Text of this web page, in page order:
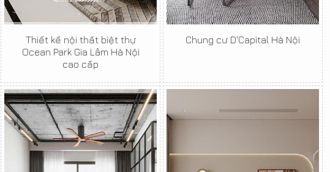
Thiết kế nội thất biệt thự
Ocean Park Gia Lâm Hà Nội
cao cấp
Chung cư D'Capital Hà Nội